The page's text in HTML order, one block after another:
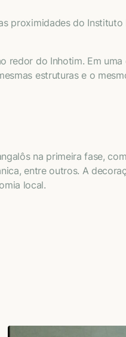
proximidades do
redor do Inhotim. Em
estruturas e o
na primeira fase,
entre outros. A
local.